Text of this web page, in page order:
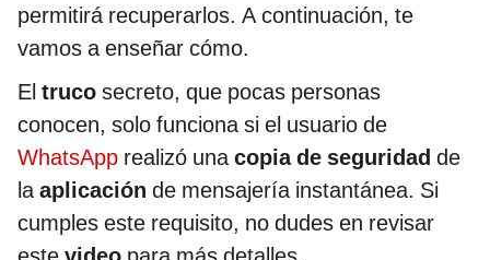
permitirá recuperarlos. A continuación, te
vamos a enseñar cómo.
El truco secreto, que pocas personas
conocen, solo funciona si el usuario de
WhatsApp realizó unacopia de seguridad de
laaplicación de mensajería instantánea. Si
cumples este requisito, no dudes en revisar